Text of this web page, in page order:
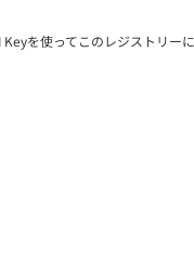
Keyを使ってこのレジストリー